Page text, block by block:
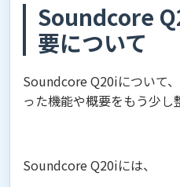
Soundcore
要について
Soundcore Q20iについて
った機能や概要をもう少し
Soundcore Q20iには、